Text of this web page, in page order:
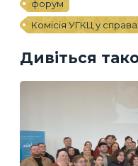
форум
Комісія УГКЦ у
Дивіться